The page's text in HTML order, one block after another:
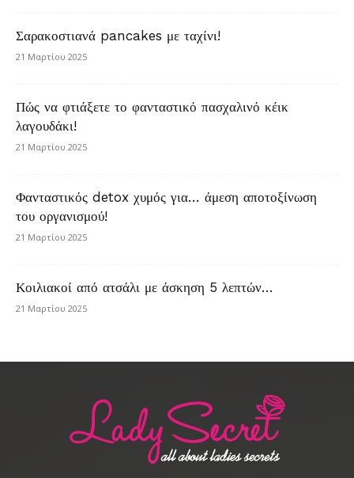
Σαρακοστιανά pancakes με ταχίνι!
21 Μαρτίου 2025
Πώς να φτιάξετε το φανταστικό πασχαλινό κέικ
λαγουδάκι!
21 Μαρτίου 2025
Φανταστικός detox χυμός για… άμεση αποτοξίνωση
του οργανισμού!
21 Μαρτίου 2025
Κοιλιακοί από ατσάλι με άσκηση 5 λεπτών…
21 Μαρτίου 2025